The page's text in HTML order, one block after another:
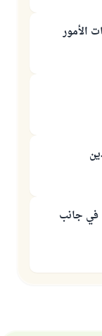
الأمور
في جانب